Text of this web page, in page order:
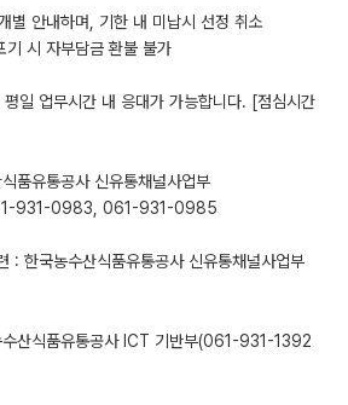
별 안내하며, 기한 내 미납시 선정 취소
시 자부담금 환불 불가
업무시간 내 응대가 가능합니다. [점심시간
품유통공사 신유통채널사업부
931-0983, 061-931-0985
한국농수산식품유통공사 신유통채널사업부
수산식품유통공사 ICT 기반부(061-931-1392